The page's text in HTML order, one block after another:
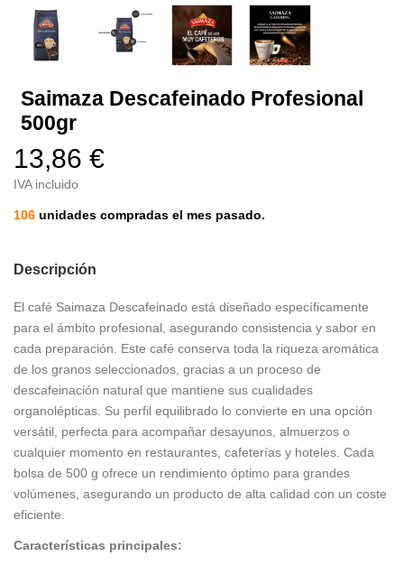
Saimaza Descafeinado Profesional
500gr
13,86 €
IVA incluido
106 unidades compradas el mes pasado.
Descripción
El café Saimaza Descafeinado está diseñado específicamente
para el ámbito profesional, asegurando consistencia y sabor en
cada preparación. Este café conserva toda la riqueza aromática
de los granos seleccionados, gracias a un proceso de
descafeinación natural que mantiene sus cualidades
organolépticas. Su perfil equilibrado lo convierte en una opción
versátil, perfecta para acompañar desayunos, almuerzos o
cualquier momento en restaurantes, cafeterías y hoteles. Cada
bolsa de 500 g ofrece un rendimiento óptimo para grandes
volúmenes, asegurando un producto de alta calidad con un coste
eficiente.
Características principales: